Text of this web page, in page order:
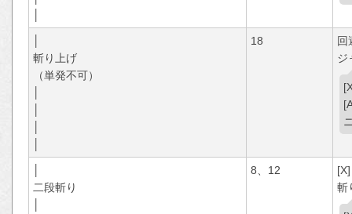
斬り上げ
（単発不可）
18
回
ジ
二段斬り
8、12
[X]
斬